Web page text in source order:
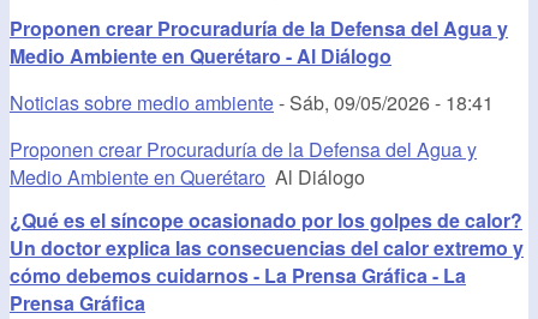
Proponen crear Procuraduría de la Defensa del Agua y
Medio Ambiente en Querétaro - Al Diálogo
Noticias sobre medio ambiente- Sáb, 09/05/2026 - 18:41
Proponen crear Procuraduría de la Defensa del Agua y
Medio Ambiente en Querétaro Al Diálogo
¿Qué es el síncope ocasionado por los golpes de calor?
Un doctor explica las consecuencias del calor extremo y
cómo debemos cuidarnos - La Prensa Gráfica - La
Prensa Gráfica